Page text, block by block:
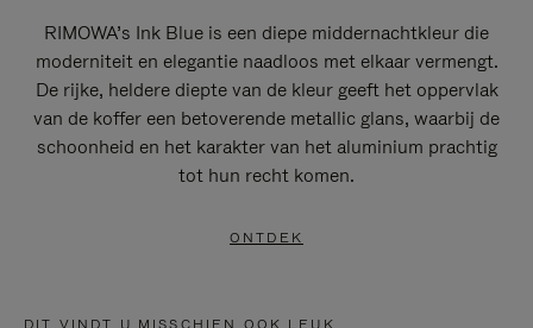
RIMOWA’s Ink Blue is een diepe middernachtkleur die
moderniteit en elegantie naadloos met elkaar vermengt.
De rijke, heldere diepte van de kleur geeft het oppervlak
van de koffer een betoverende metallic glans, waarbij de
schoonheid en het karakter van het aluminium prachtig
tot hun recht komen.
ONTDEK
DIT VINDT U MISSCHIEN OOK LEUK